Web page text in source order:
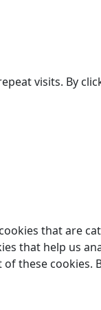
visits. By
that are
that help us
these